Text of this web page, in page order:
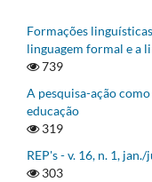
Formações
linguagem formal e a
739
A pesquisa-ação
educação
319
REP's - v. 16, n. 1,
303